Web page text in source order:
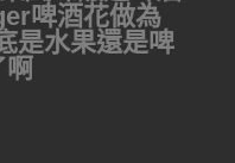
啤酒花做為
是水果還是啤